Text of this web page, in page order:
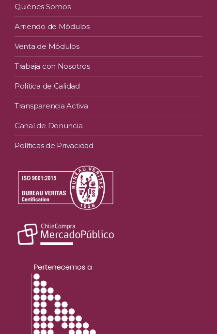
Quiénes Somos
Arriendo de Módulos
Venta de Módulos
Trabaja con Nosotros
Política de Calidad
Transparencia Activa
Canal de Denuncia
Políticas de Privacidad